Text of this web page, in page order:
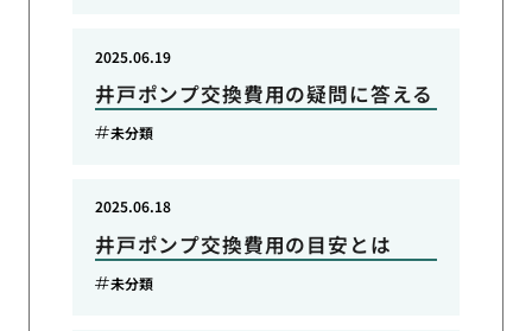
井戸ポンプ交換費用の疑問に答える
2025.06.19
未分類
井戸ポンプ交換費用の目安とは
2025.06.18
未分類